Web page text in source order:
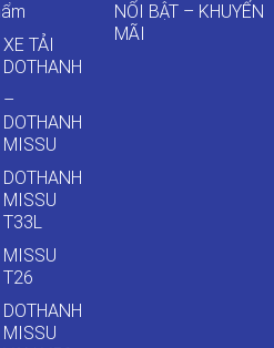
XE TẢI
DOTHANH
–
DOTHANH
MISSU
DOTHANH
MISSU
T33L
MISSU
T26
DOTHANH
MISSU
NỔI BẬT – KHUYẾN
MÃI